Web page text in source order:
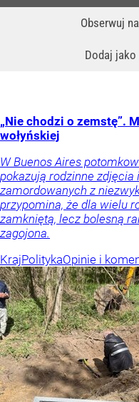
Obserwuj
Dodaj jako
„Nie chodzi o zemstę”.
wołyńskiej
W Buenos Aires
pokazują rodzinne
zamordowanych z
przypomina, że dla wielu
zamkniętą, lecz bolesną
zagojona.
KrajPolitykaOpinie i